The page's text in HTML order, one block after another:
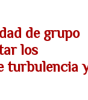
de grupo
los
turbulencia